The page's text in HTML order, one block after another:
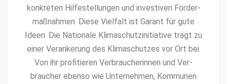
konkreten Hil­festel­lun­gen und inves­tiv­en För­der­
maß­nah­men. Diese Vielfalt ist Garant für gute
Ideen. Die Nationale Kli­maschutzini­tia­tive trägt zu
ein­er Ver­ankerung des Kli­maschutzes vor Ort bei.
Von ihr prof­i­tieren Ver­braucherin­nen und Ver­
brauch­er eben­so wie Unternehmen, Kom­munen